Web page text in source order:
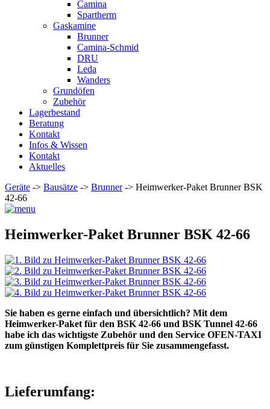
Camina
Spartherm
Gaskamine
Brunner
Camina-Schmid
DRU
Leda
Wanders
Grundöfen
Zubehör
Lagerbestand
Beratung
Kontakt
Infos & Wissen
Kontakt
Aktuelles
Geräte -> Bausätze -> Brunner-> Heimwerker-Paket Brunner BSK
42-66
Heimwerker-Paket Brunner BSK 42-66
Sie haben es gerne einfach und übersichtlich? Mit dem
Heimwerker-Paket für den BSK 42-66 und BSK Tunnel 42-66
habe ich das wichtigste Zubehör und den Service OFEN-TAXI
zum günstigen Komplettpreis für Sie zusammengefasst.
Lieferumfang: